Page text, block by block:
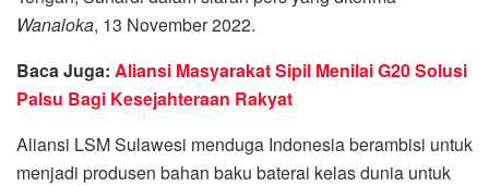
Wanaloka, 13 November 2022.
Baca Juga: Aliansi Masyarakat Sipil Menilai G20 Solusi
Palsu Bagi Kesejahteraan Rakyat
Aliansi LSM Sulawesi menduga Indonesia berambisi untuk
menjadi produsen bahan baku baterai kelas dunia untuk